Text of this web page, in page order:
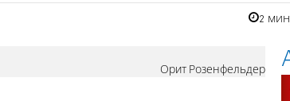
2
Орит Розенфельдер